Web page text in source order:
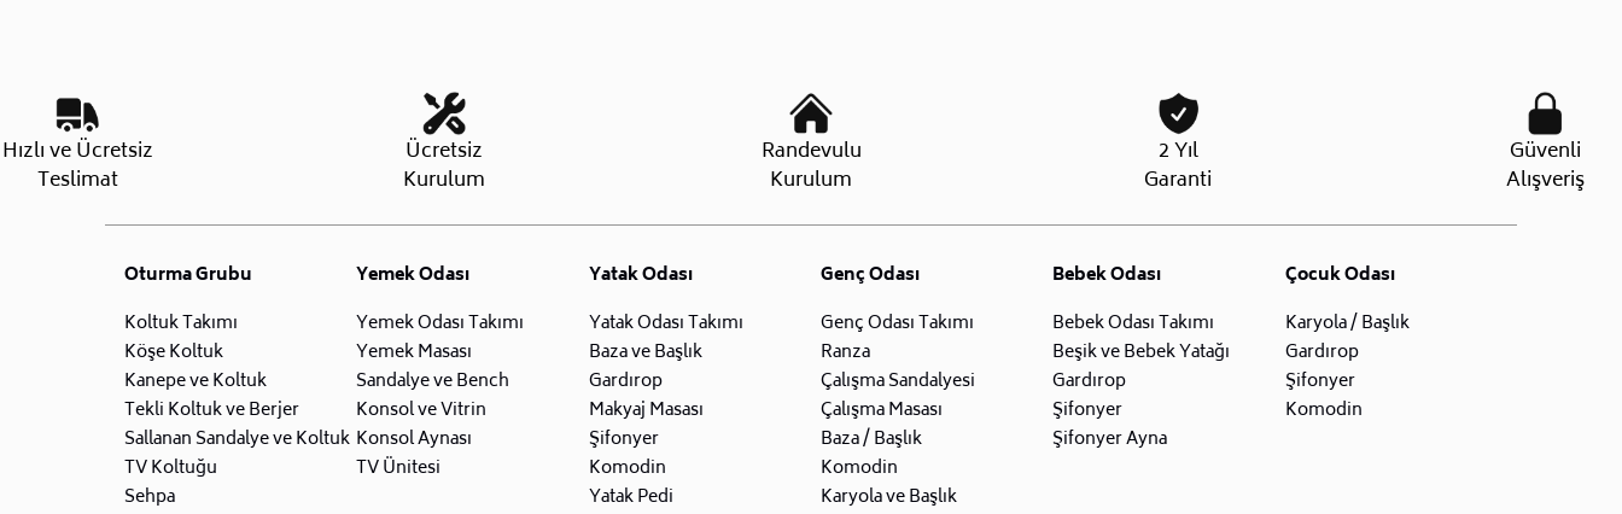
Hızlı ve Ücretsiz
Teslimat
Ücretsiz
Kurulum
Randevulu
Kurulum
2 Yıl
Garanti
Güvenli
Alışveriş
Oturma Grubu
Koltuk Takımı
Köşe Koltuk
Kanepe ve Koltuk
Tekli Koltuk ve Berjer
Sallanan Sandalye ve Koltuk
TV Koltuğu
Sehpa
Yemek Odası
Yemek Odası Takımı
Yemek Masası
Sandalye ve Bench
Konsol ve Vitrin
Konsol Aynası
TV Ünitesi
Yatak Odası
Yatak Odası Takımı
Baza ve Başlık
Gardırop
Makyaj Masası
Şifonyer
Komodin
Yatak Pedi
Genç Odası
Genç Odası Takımı
Ranza
Çalışma Sandalyesi
Çalışma Masası
Baza / Başlık
Komodin
Karyola ve Başlık
Bebek Odası
Bebek Odası Takımı
Beşik ve Bebek Yatağı
Gardırop
Şifonyer
Şifonyer Ayna
Çocuk Odası
Karyola / Başlık
Gardırop
Şifonyer
Komodin